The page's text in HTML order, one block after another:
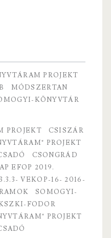
PROJEKT
MÓDSZERTAN
KÖNYVTÁR
PROJEKT
CSISZÁR
PROJEKT
CSONGRÁD
EFOP 2019.
VEKOP-16- 2016-
SOMOGYI-
FODOR
PROJEKT